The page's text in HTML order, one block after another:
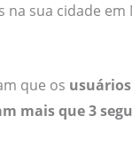
na sua cidade em
que os
mais que 3